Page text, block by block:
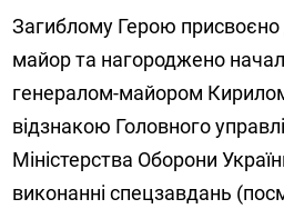
Загиблому Герою
майор та нагороджено
генералом-майором
відзнакою Головного
Міністерства Оборони
виконанні спецзавдань